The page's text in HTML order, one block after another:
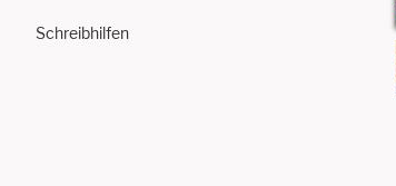
Schreibhilfen